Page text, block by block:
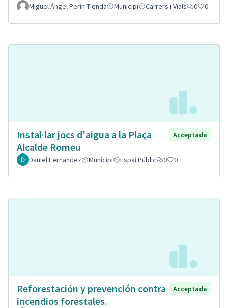
Miguel Ángel Perín Tienda
Municipi Carrers i Vials 0 0
Instal·lar jocs d'aigua a la Plaça
Alcalde Romeu
Acceptada
Daniel Fernandez Municipi Espai Públic 0 0
Reforestación y prevención contra
incendios forestales.
Acceptada